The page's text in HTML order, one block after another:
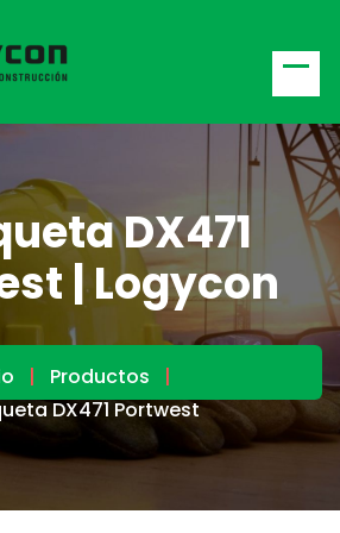
DX471
| Logycon
Productos
DX471 Portwest